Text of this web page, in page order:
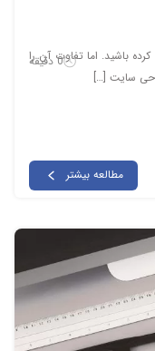
0 دقیقه
باشید. اما تفاوت آن را
سایت […]
مطالعه بیشتر